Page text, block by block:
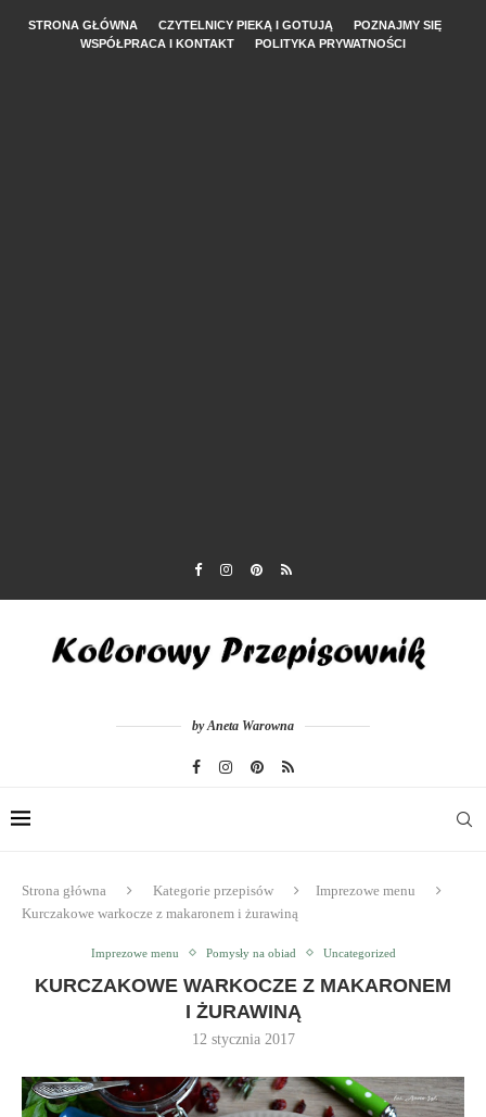
STRONA GŁÓWNA CZYTELNICY PIEKĄ I GOTUJĄ
POZNAJMY SIĘ
WSPÓŁPRACA I KONTAKT
POLITYKA PRYWATNOŚCI
by Aneta Warowna
Strona główna Kategorie przepisów
Imprezowe menu
Kurczakowe warkocze z makaronem i żurawiną
Imprezowe menu Pomysły na obiad Uncategorized
KURCZAKOWE WARKOCZE Z MAKARONEM
I ŻURAWINĄ
12 stycznia 2017